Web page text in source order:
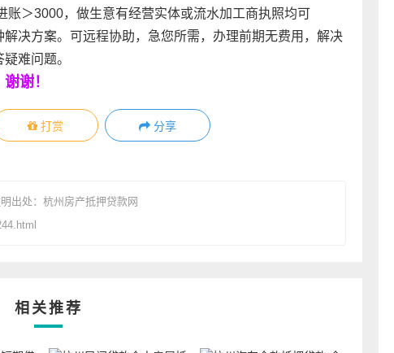
账＞3000，做生意有经营实体或流水加工商执照均可
决方案。可远程协助，急您所需，办理前期无费用，解决
难问题。
谢！
打赏 分享
出处： 杭州房产抵押贷款网
相关推荐